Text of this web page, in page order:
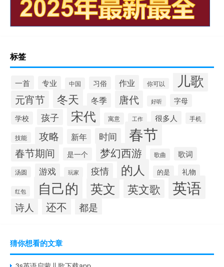
标签
一首 专业 中国 习俗 作业 你可以 儿歌
元宵节 冬天 冬季 唐代 好听
字母
学校
孩子 宋代 寓意 工作 很多人 手机
技能 攻略 新年 时间 春节
春节期间 是一个 梦幻西游 歌曲 歌词
汤圆 游戏 玩家 疫情 的人 的是 礼物
红包 自己的 英文 英文歌 英语
诗人 还不 都是
猜你想看的文章